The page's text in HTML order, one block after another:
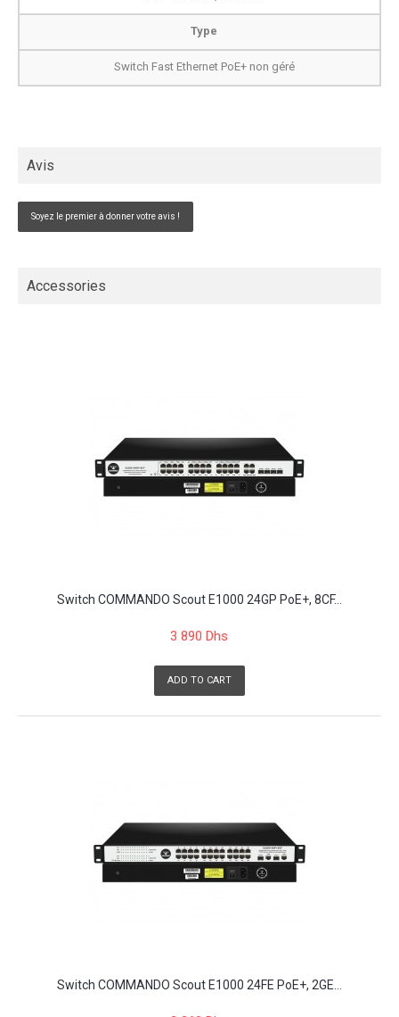
Type
Switch Fast Ethernet PoE+ non géré
Avis
Soyez le premier à donner votre avis !
Accessories
Switch COMMANDO Scout E1000 24GP PoE+, 8CF...
3 890 Dhs
ADD TO CART
Switch COMMANDO Scout E1000 24FE PoE+, 2GE...